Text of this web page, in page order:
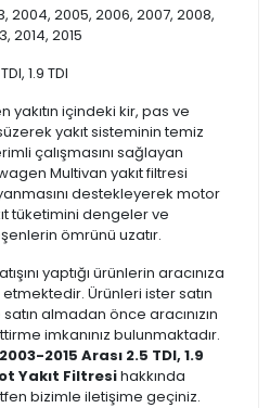
2004, 2005, 2006, 2007, 2008,
2014, 2015
1.9 TDI
yakıtın içindeki kir, pas ve
yakıt sisteminin temiz
çalışmasını sağlayan
Multivan yakıt filtresi
destekleyerek motor
tüketimini dengeler ve
ömrünü uzatır.
yaptığı ürünlerin aracınıza
Ürünleri ister satın
almadan önce aracınızın
imkanınız bulunmaktadır.
2015 Arası 2.5 TDI, 1.9
Yakıt Filtresihakkında
bizimle iletişime geçiniz.